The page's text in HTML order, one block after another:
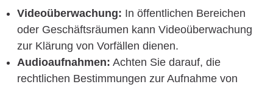
Videoüberwachung: In öffentlichen Bereichen
oder Geschäftsräumen kann Videoüberwachung
zur Klärung von Vorfällen dienen.
Audioaufnahmen: Achten Sie darauf, die
rechtlichen Bestimmungen zur Aufnahme von